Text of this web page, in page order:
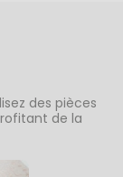
des pièces
de la